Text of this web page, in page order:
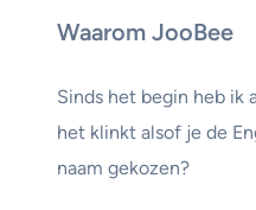
Waarom JooBee
Sinds het begin heb ik
het klinkt alsof je de
naam gekozen?